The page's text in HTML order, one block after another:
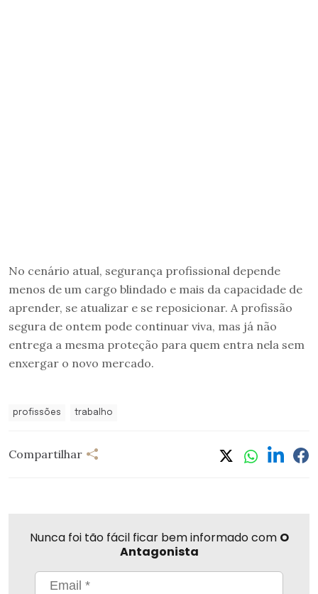
No cenário atual, segurança profissional depende
menos de um cargo blindado e mais da capacidade de
aprender, se atualizar e se reposicionar. A profissão
segura de ontem pode continuar viva, mas já não
entrega a mesma proteção para quem entra nela sem
enxergar o novo mercado.
profissões trabalho
Compartilhar
Nunca foi tão fácil ficar bem informado com O
Antagonista